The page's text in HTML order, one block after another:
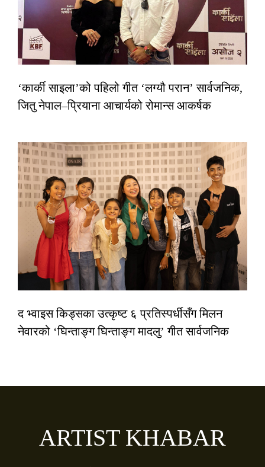
‘कार्की साइला’को पहिलो गीत ‘लग्यौ परान’ सार्वजनिक,
जितु नेपाल–प्रियाना आचार्यको रोमान्स आकर्षक
द भ्वाइस किड्सका उत्कृष्ट ६ प्रतिस्पर्धीसँग मिलन
नेवारको ‘घिन्ताङ्ग घिन्ताङ्ग मादलु’ गीत सार्वजनिक
ARTIST KHABAR